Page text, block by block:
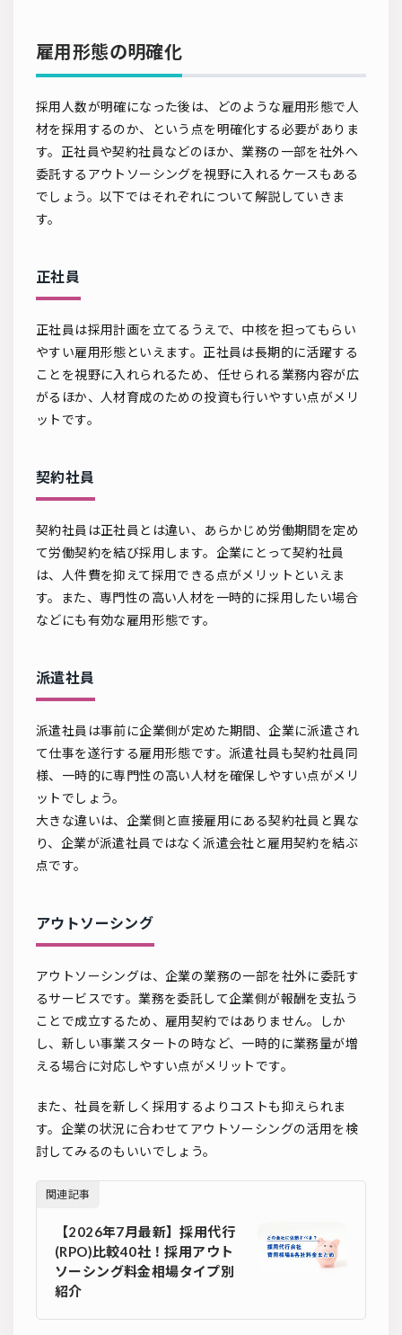
雇用形態の明確化
採用人数が明確になった後は、どのような雇用形態で人
材を採用するのか、という点を明確化する必要がありま
す。正社員や契約社員などのほか、業務の一部を社外へ
委託するアウトソーシングを視野に入れるケースもある
でしょう。以下ではそれぞれについて解説していきま
す。
正社員
正社員は採用計画を立てるうえで、中核を担ってもらい
やすい雇用形態といえます。正社員は長期的に活躍する
ことを視野に入れられるため、任せられる業務内容が広
がるほか、人材育成のための投資も行いやすい点がメリ
ットです。
契約社員
契約社員は正社員とは違い、あらかじめ労働期間を定め
て労働契約を結び採用します。企業にとって契約社員
は、人件費を抑えて採用できる点がメリットといえま
す。また、専門性の高い人材を一時的に採用したい場合
などにも有効な雇用形態です。
派遣社員
派遣社員は事前に企業側が定めた期間、企業に派遣され
て仕事を遂行する雇用形態です。派遣社員も契約社員同
様、一時的に専門性の高い人材を確保しやすい点がメリ
ットでしょう。
大きな違いは、企業側と直接雇用にある契約社員と異な
り、企業が派遣社員ではなく派遣会社と雇用契約を結ぶ
点です。
アウトソーシング
アウトソーシングは、企業の業務の一部を社外に委託す
るサービスです。業務を委託して企業側が報酬を支払う
ことで成立するため、雇用契約ではありません。しか
し、新しい事業スタートの時など、一時的に業務量が増
える場合に対応しやすい点がメリットです。
また、社員を新しく採用するよりコストも抑えられま
す。企業の状況に合わせてアウトソーシングの活用を検
討してみるのもいいでしょう。
関連記事
【2026年7月最新】採用代行
(RPO)比較40社！採用アウト
ソーシング料金相場タイプ別
紹介